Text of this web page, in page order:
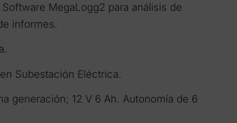
MegaLogg2 para análisis de
informes.
Subestación Eléctrica.
generación; 12 V 6 Ah. Autonomía de 6